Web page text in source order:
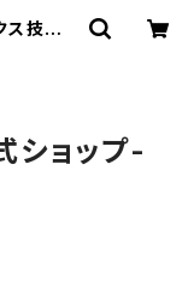
技研-
ショップ-